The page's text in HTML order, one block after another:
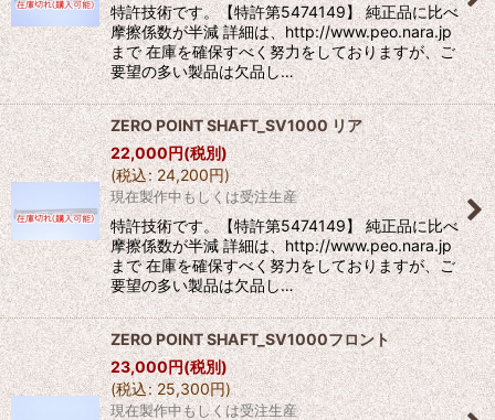
特許技術です。【特許第5474149】 純正品に比べ
摩擦係数が半減 詳細は、http://www.peo.nara.jp
まで 在庫を確保すべく努力をしておりますが、ご
要望の多い製品は欠品し…
ZERO POINT SHAFT_SV1000 リア
22,000円(税別)
(税込: 24,200円)
現在製作中もしくは受注生産
特許技術です。【特許第5474149】 純正品に比べ
摩擦係数が半減 詳細は、http://www.peo.nara.jp
まで 在庫を確保すべく努力をしておりますが、ご
要望の多い製品は欠品し…
ZERO POINT SHAFT_SV1000フロント
23,000円(税別)
(税込: 25,300円)
現在製作中もしくは受注生産